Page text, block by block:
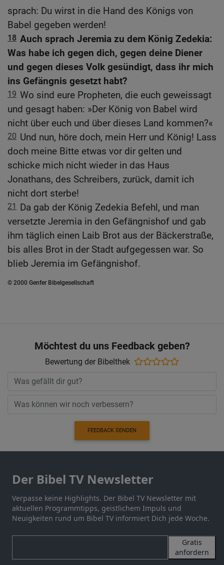
sprach: Du wirst in die Hand des Königs von
Babel gegeben werden!
18 Auch sprach Jeremia zu dem König Zedekia:
Was habe ich gegen dich, gegen deine Diener
und gegen dieses Volk gesündigt, dass ihr mich
ins Gefängnis gesetzt habt?
19 Wo sind eure Propheten, die euch geweissagt
und gesagt haben: »Der König von Babel wird
nicht über euch und über dieses Land kommen?«
20 Und nun, höre doch, mein Herr und König! Lass
doch meine Bitte etwas vor dir gelten und
schicke mich nicht wieder in das Haus
Jonathans, des Schreibers, zurück, damit ich
nicht dort sterbe!
21
Da gab der König Zedekia Befehl, und man
versetzte Jeremia in den Gefängnishof und gab
ihm täglich einen Laib Brot aus der Bäckerstraße,
bis alles Brot in der Stadt aufgegessen war. So
blieb Jeremia im Gefängnishof.
© 2000 Genfer Bibelgesellschaft
Möchtest du uns Feedback geben?
Bewertung der Bibelthek
FEEDBACK SENDEN
Der Bibel TV Newsletter
Verpasse keine Highlights. Der Bibel TV Newsletter mit
aktuellen Programmtipps, geistlichem Impuls und
Neuigkeiten rund um Bibel TV informiert Dich jede Woche.
Gratis
anfordern